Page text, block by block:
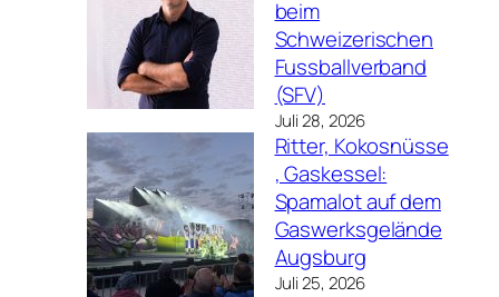
beim
Schweizerischen
Fussballverband
(SFV)
Juli 28, 2026
Ritter, Kokosnüsse
, Gaskessel:
Spamalot auf dem
Gaswerksgelände
Augsburg
Juli 25, 2026